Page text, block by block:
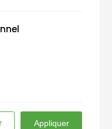
Appliquer